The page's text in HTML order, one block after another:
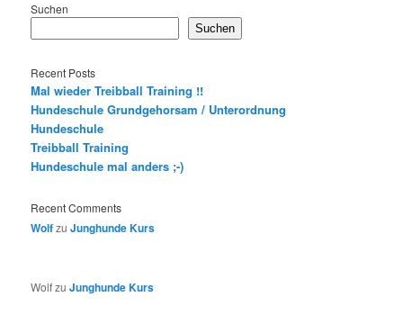
Suchen
Suchen
Recent Posts
Mal wieder Treibball Training !!
Hundeschule Grundgehorsam / Unterordnung
Hundeschule
Treibball Training
Hundeschule mal anders ;-)
Recent Comments
WolfzuJunghunde Kurs
WolfzuJunghunde Kurs